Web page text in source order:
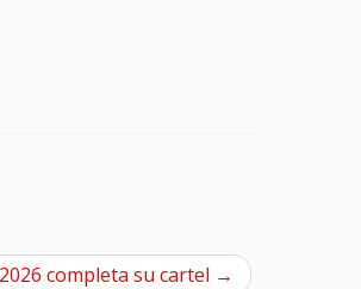
completa su cartel →